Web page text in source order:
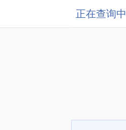
正在查询中